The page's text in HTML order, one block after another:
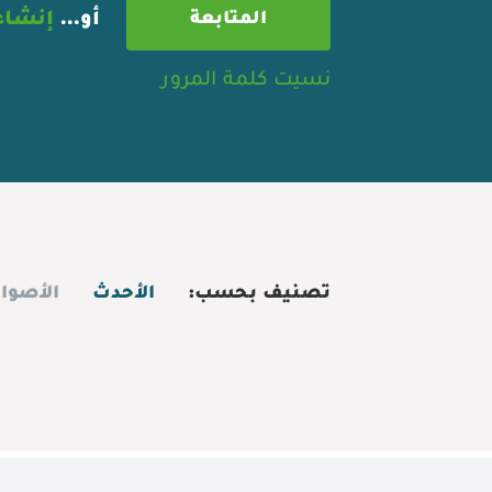
أو…
نسيت كلمة المرور
تصنيف بحسب: الأحدث